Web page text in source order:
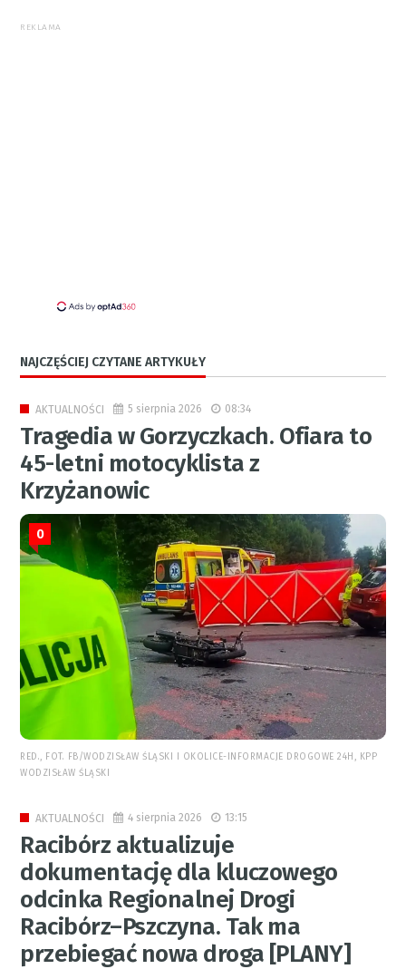
REKLAMA
NAJCZĘŚCIEJ CZYTANE ARTYKUŁY
AKTUALNOŚCI 5 sierpnia 2026 08:34
Tragedia w Gorzyczkach. Ofiara to
45-letni motocyklista z
Krzyżanowic
0
RED., FOT. FB/WODZISŁAW ŚLĄSKI I OKOLICE-INFORMACJE DROGOWE 24H, KPP
WODZISŁAW ŚLĄSKI
AKTUALNOŚCI 4 sierpnia 2026 13:15
Racibórz aktualizuje
dokumentację dla kluczowego
odcinka Regionalnej Drogi
Racibórz–Pszczyna. Tak ma
przebiegać nowa droga [PLANY]